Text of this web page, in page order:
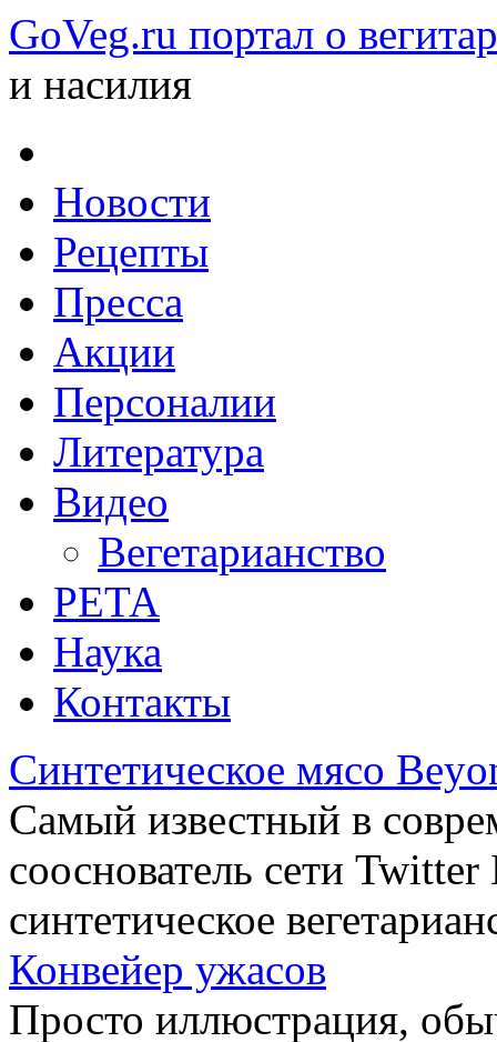
GoVeg.ru портал о
и насилия
Новости
Рецепты
Пресса
Акции
Персоналии
Литература
Видео
Вегетарианство
РЕТА
Наука
Контакты
Синтетическое мясо
Самый известный в
сооснователь сети
синтетическое
Конвейер ужасов
Просто иллюстрация,